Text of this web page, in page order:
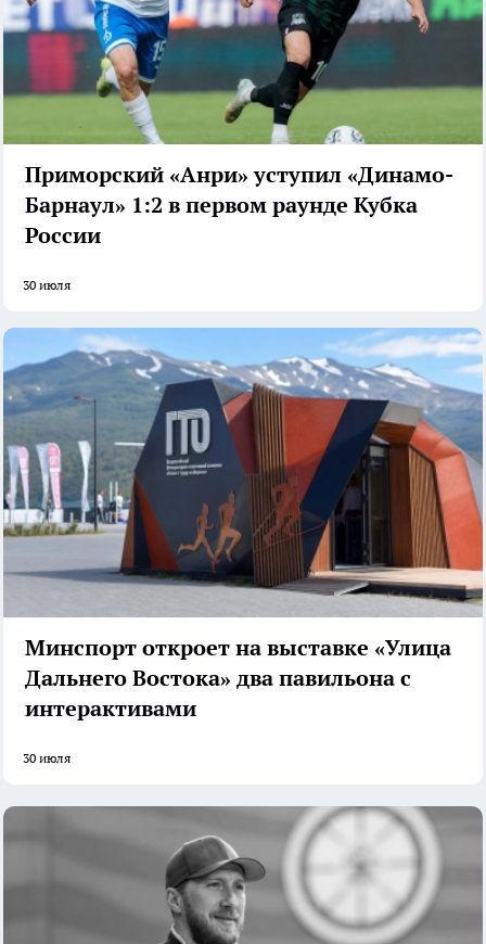
Приморский «Анри» уступил «Динамо-
Барнаул» 1:2 в первом раунде Кубка
России
30 июля
Минспорт откроет на выставке «Улица
Дальнего Востока» два павильона с
интерактивами
30 июля